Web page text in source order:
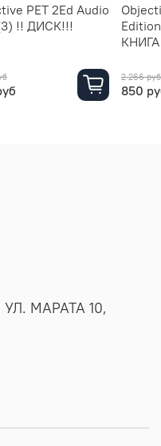
PET 2Ed Audio
!! ДИСК!!!
2 266 руб
850
МАРАТА 10,